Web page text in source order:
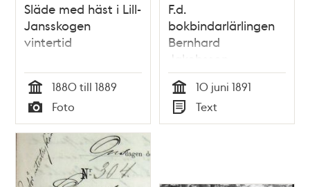
Släde med häst i Lill-
Jansskogen
vintertid
Tid
1880 till 1889
Typ
Foto
F.d.
bokbindarlärlingen
Bernhard
Jakobsson-
Flaksbinder, 27,
varnad för lösdriveri
10 juni 1891 -
polisförhör
Tid
10 juni 1891
Typ
Text